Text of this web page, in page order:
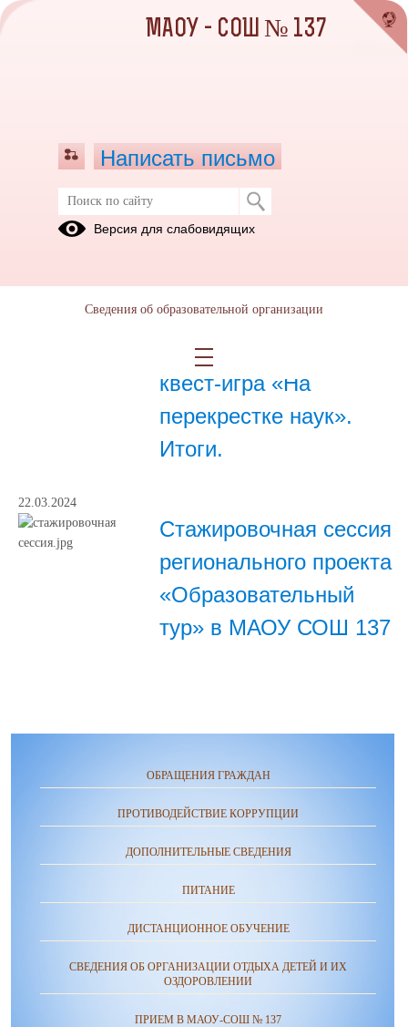
Март 2024
Межрегиональная
квест-игра «На
перекрестке наук».
Итоги.
22.03.2024
Стажировочная сессия
регионального проекта
«Образовательный
тур» в МАОУ СОШ 137
ОБРАЩЕНИЯ ГРАЖДАН
ПРОТИВОДЕЙСТВИЕ КОРРУПЦИИ
ДОПОЛНИТЕЛЬНЫЕ СВЕДЕНИЯ
ПИТАНИЕ
ДИСТАНЦИОННОЕ ОБУЧЕНИЕ
СВЕДЕНИЯ ОБ ОРГАНИЗАЦИИ ОТДЫХА ДЕТЕЙ И ИХ
ОЗДОРОВЛЕНИИ
ПРИЕМ В МАОУ-СОШ № 137
МАОУ - СОШ № 137
Написать письмо
Версия для слабовидящих
Сведения об образовательной организации